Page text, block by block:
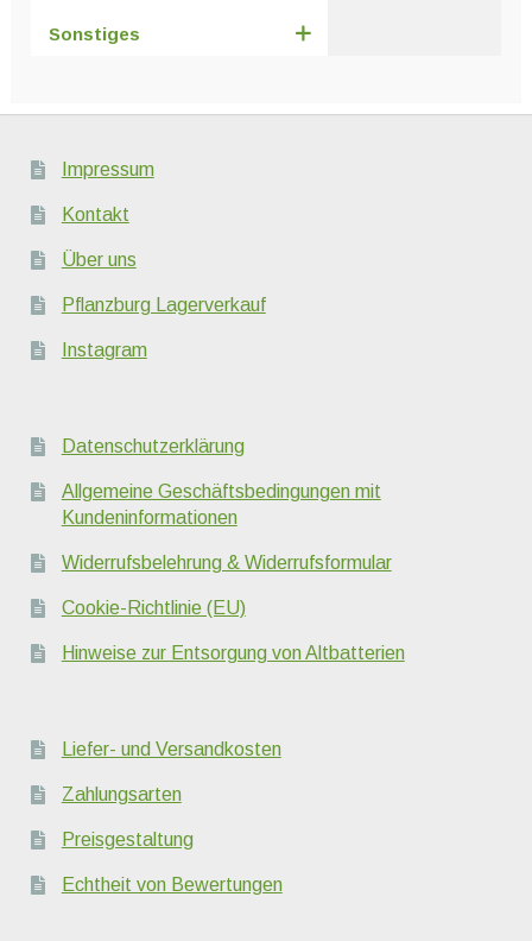
Sonstiges
Impressum
Kontakt
Über uns
Pflanzburg Lagerverkauf
Instagram
Datenschutzerklärung
Allgemeine Geschäftsbedingungen mit
Kundeninformationen
Widerrufsbelehrung & Widerrufsformular
Cookie-Richtlinie (EU)
Hinweise zur Entsorgung von Altbatterien
Liefer- und Versandkosten
Zahlungsarten
Preisgestaltung
Echtheit von Bewertungen